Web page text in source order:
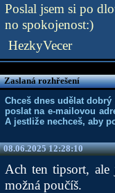
Poslal jsem si po
no spokojenost:)
HezkyVecer
Zaslaná rozhřešení
Chceš dnes udělat
poslat na e-mailovou
A jestliže nechceš, aby
08.06.2025 12:28:10
Ach ten tipsort,
možná poučíš.